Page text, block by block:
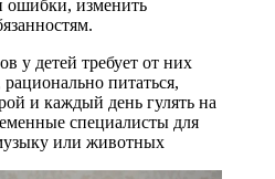
ошибки, изменить
у детей требует от них
питаться,
и каждый день гулять на
специалисты для
или животных